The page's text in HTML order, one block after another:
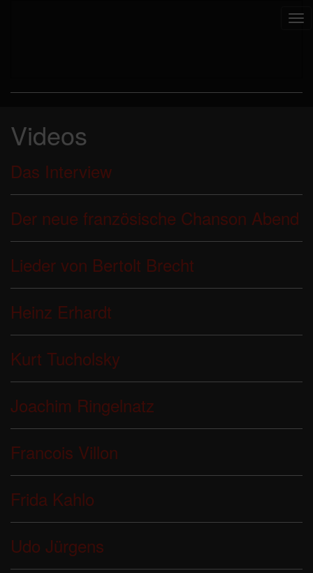
Videos
Das Interview
Der neue französische Chanson Abend
Lieder von Bertolt Brecht
Heinz Erhardt
Kurt Tucholsky
Joachim Ringelnatz
Francois Villon
Frida Kahlo
Udo Jürgens